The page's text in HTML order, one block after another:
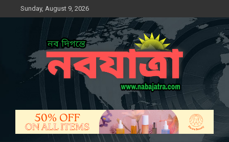
to
Sunday, August 9, 2026
নবযাত্রা
সম্ভাবনার নতুন দিগন্ত